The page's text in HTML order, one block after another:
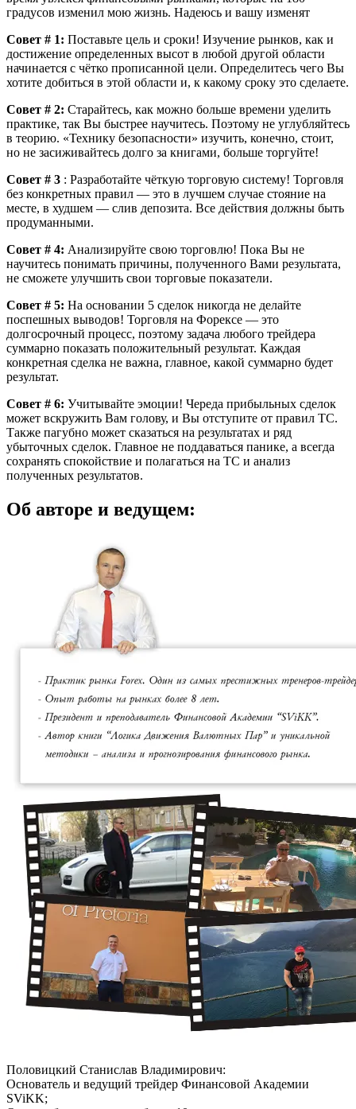
градусов изменил мою жизнь. Надеюсь и вашу изменят
Совет # 1: Поставьте цель и сроки! Изучение рынков, как и
достижение определенных высот в любой другой области
начинается с чётко прописанной цели. Определитесь чего Вы
хотите добиться в этой области и, к какому сроку это сделаете.
Совет # 2: Старайтесь, как можно больше времени уделить
практике, так Вы быстрее научитесь. Поэтому не углубляйтесь
в теорию. «Технику безопасности» изучить, конечно, стоит,
но не засиживайтесь долго за книгами, больше торгуйте!
Совет # 3 : Разработайте чёткую торговую систему! Торговля
без конкретных правил — это в лучшем случае стояние на
месте, в худшем — слив депозита. Все действия должны быть
продуманными.
Совет # 4: Анализируйте свою торговлю! Пока Вы не
научитесь понимать причины, полученного Вами результата,
не сможете улучшить свои торговые показатели.
Совет # 5: На основании 5 сделок никогда не делайте
поспешных выводов! Торговля на Форексе — это
долгосрочный процесс, поэтому задача любого трейдера
суммарно показать положительный результат. Каждая
конкретная сделка не важна, главное, какой суммарно будет
результат.
Совет # 6: Учитывайте эмоции! Череда прибыльных сделок
может вскружить Вам голову, и Вы отступите от правил ТС.
Также пагубно может сказаться на результатах и ряд
убыточных сделок. Главное не поддаваться панике, а всегда
сохранять спокойствие и полагаться на ТС и анализ
полученных результатов.
Об авторе и ведущем:
Половицкий Станислав Владимирович:
Основатель и ведущий трейдер Финансовой Академии
SViKK;